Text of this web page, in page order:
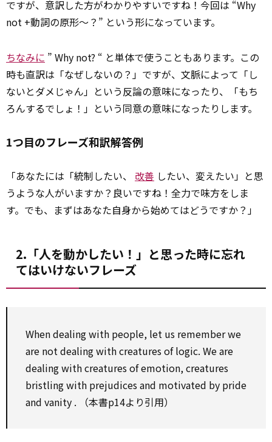
ですが、意訳した方がわかりやすいですね！今回は “Why
not +動詞の原形～？” という形になっています。
ちなみに ” Why not? “ と単体で使うこともあります。この
時も直訳は「なぜしないの？」ですが、文脈によって「し
ないとダメじゃん」という反論の意味になったり、「もち
ろんするでしょ！」という同意の意味になったりします。
1つ目のフレーズ和訳解答例
「あなたには「統制したい、 改善 したい、変えたい」と思
うような人がいますか？良いですね！全力で味方をしま
す。でも、まずはあなた自身から始めてはどうですか？」
2.「人を動かしたい！」と思った時に忘れ
てはいけないフレーズ
Whendealingwith people, let us remember we
are notdealingwithcreatures of logic. We are
dealingwithcreatures of emotion, creatures
bristlingwith prejudices and motivated by pride
and vanity . （本書p14より引用）